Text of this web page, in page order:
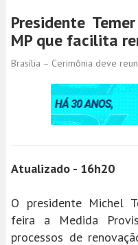
Presidente
MP que facilita
Brasília – Cerimônia deve
Atualizado - 16h20
O presidente Michel
feira a Medida
processos de